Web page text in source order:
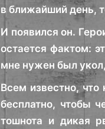
в ближайший день,
И появился он.
остается фактом:
мне нужен был
Всем известно,
бесплатно, чтобы
тошнота и дикая